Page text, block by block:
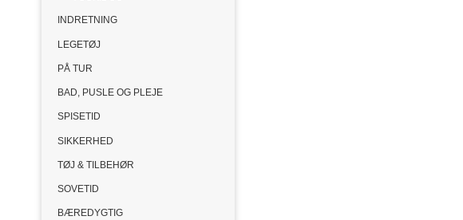
INDRETNING
LEGETØJ
PÅ TUR
BAD, PUSLE OG PLEJE
SPISETID
SIKKERHED
TØJ & TILBEHØR
SOVETID
BÆREDYGTIG